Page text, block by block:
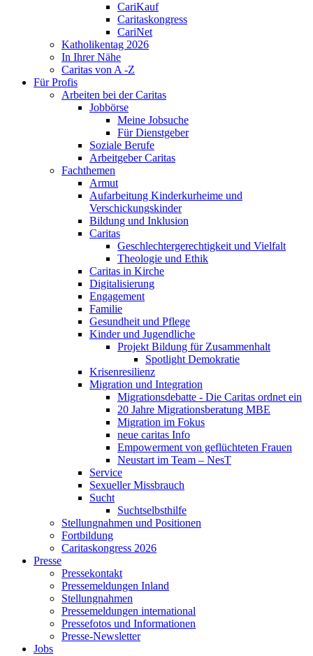
CariKauf
Caritaskongress
CariNet
Katholikentag 2026
In Ihrer Nähe
Caritas von A -Z
Für Profis
Arbeiten bei der Caritas
Jobbörse
Meine Jobsuche
Für Dienstgeber
Soziale Berufe
Arbeitgeber Caritas
Fachthemen
Armut
Aufarbeitung Kinderkurheime und
Verschickungskinder
Bildung und Inklusion
Caritas
Geschlechtergerechtigkeit und Vielfalt
Theologie und Ethik
Caritas in Kirche
Digitalisierung
Engagement
Familie
Gesundheit und Pflege
Kinder und Jugendliche
Projekt Bildung für Zusammenhalt
Spotlight Demokratie
Krisenresilienz
Migration und Integration
Migrationsdebatte - Die Caritas ordnet ein
20 Jahre Migrationsberatung MBE
Migration im Fokus
neue caritas Info
Empowerment von geflüchteten Frauen
Neustart im Team – NesT
Service
Sexueller Missbrauch
Sucht
Suchtselbsthilfe
Stellungnahmen und Positionen
Fortbildung
Caritaskongress 2026
Presse
Pressekontakt
Pressemeldungen Inland
Stellungnahmen
Pressemeldungen international
Pressefotos und Informationen
Presse-Newsletter
Jobs